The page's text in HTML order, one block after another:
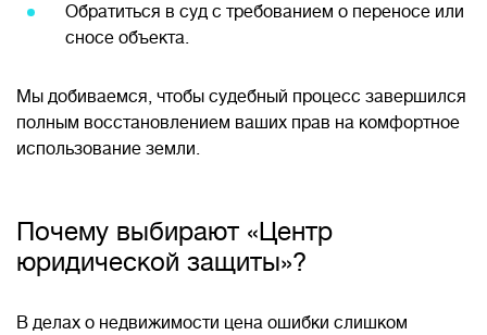
Обратиться в суд с требованием о переносе или
сносе объекта.
Мы добиваемся, чтобы судебный процесс завершился
полным восстановлением ваших прав на комфортное
использование земли.
Почему выбирают «Центр
юридической защиты»?
В делах о недвижимости цена ошибки слишком